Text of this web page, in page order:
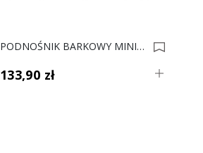
PODNOŚNIK BARKOWY MINIWINCH 10kg 0013148
133,90 zł